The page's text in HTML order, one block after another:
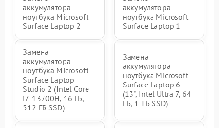
аккумулятора
ноутбука Microsoft
Surface Laptop 2
аккумулятора
ноутбука Microsoft
Surface Laptop 1
Замена
аккумулятора
ноутбука Microsoft
Surface Laptop
Studio 2 (Intel Core
i7-13700H, 16 ГБ,
512 ГБ SSD)
Замена
аккумулятора
ноутбука Microsoft
Surface Laptop 6
(13", Intel Ultra 7, 64
ГБ, 1 ТБ SSD)